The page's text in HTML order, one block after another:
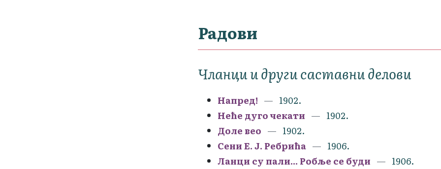
Радови
Чланци и други саставни делови
Напред!
1902.
Неће дуго чекати
1902.
Доле вео
1902.
Сени Е. Ј. Ребрића
1906.
Ланци су пали... Робље се буди
1906.